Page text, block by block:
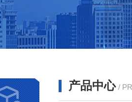
产品中心 /